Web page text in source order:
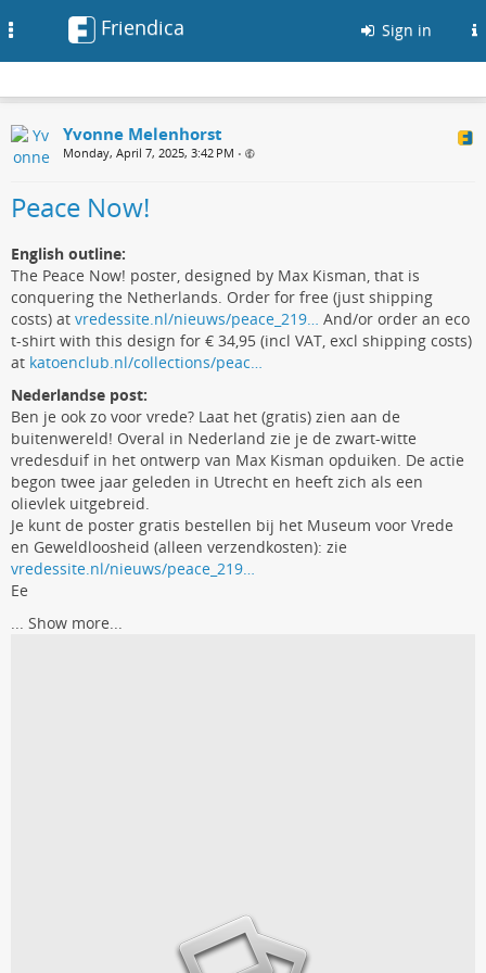
Friendica Sign in
Yvonne Melenhorst
Monday, April 7, 2025, 3:42 PM •
Peace Now!
English outline:
The Peace Now! poster, designed by Max Kisman, that is
conquering the Netherlands. Order for free (just shipping
costs) at vredessite.nl/nieuws/peace_219… And/or order an eco
t-shirt with this design for € 34,95 (incl VAT, excl shipping costs)
at katoenclub.nl/collections/peac…
Nederlandse post:
Ben je ook zo voor vrede? Laat het (gratis) zien aan de
buitenwereld! Overal in Nederland zie je de zwart-witte
vredesduif in het ontwerp van Max Kisman opduiken. De actie
begon twee jaar geleden in Utrecht en heeft zich als een
olievlek uitgebreid.
Je kunt de poster gratis bestellen bij het Museum voor Vrede
en Geweldloosheid (alleen verzendkosten): zie
vredessite.nl/nieuws/peace_219…
Ee
... Show more...